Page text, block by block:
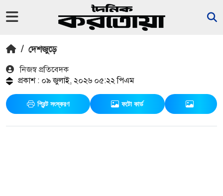
/ দেশজুড়ে
নিজস্ব প্রতিবেদক
প্রকাশ : ০৯ জুলাই, ২০২৬ ০৫:২২ পিএম
প্রিন্ট সংস্করণ ফটো কার্ড